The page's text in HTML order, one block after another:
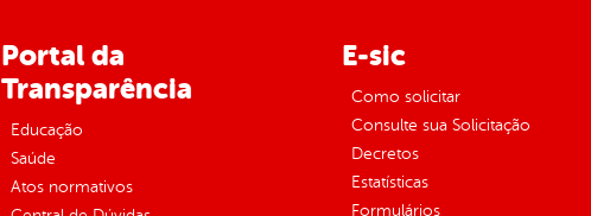
Portal da
Transparência
Educação
Saúde
Atos normativos
E-sic
Como solicitar
Consulte sua Solicitação
Decretos
Estatísticas
Formulários